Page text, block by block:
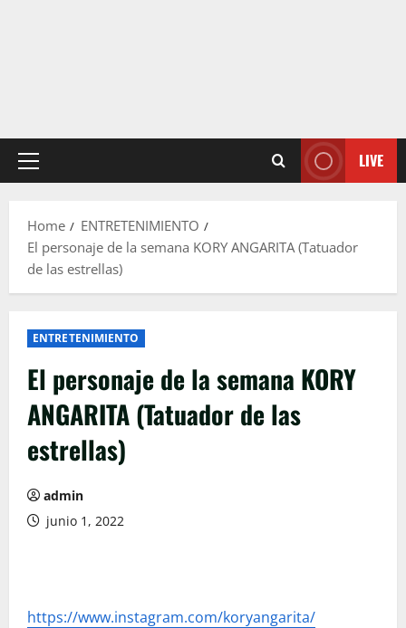
Primary
LIVE
Home
ENTRETENIMIENTO
El personaje de la semana KORY ANGARITA (Tatuador
de las estrellas)
ENTRETENIMIENTO
El personaje de la semana KORY
ANGARITA (Tatuador de las
estrellas)
admin
junio 1, 2022
https://www.instagram.com/koryangarita/